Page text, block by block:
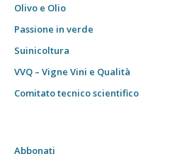
Olivo e Olio
Passione in verde
Suinicoltura
VVQ – Vigne Vini e Qualità
Comitato tecnico scientifico
Abbonati